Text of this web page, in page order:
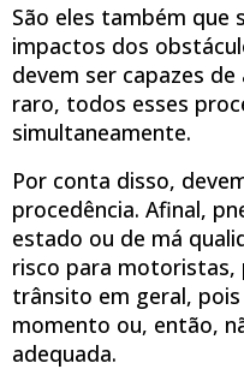
São eles também que
impactos dos
devem ser capazes
raro, todos esses
simultaneamente.
Por conta disso,
procedência. Afinal,
estado ou de má
risco para motoristas,
trânsito em geral,
momento ou, então,
adequada.